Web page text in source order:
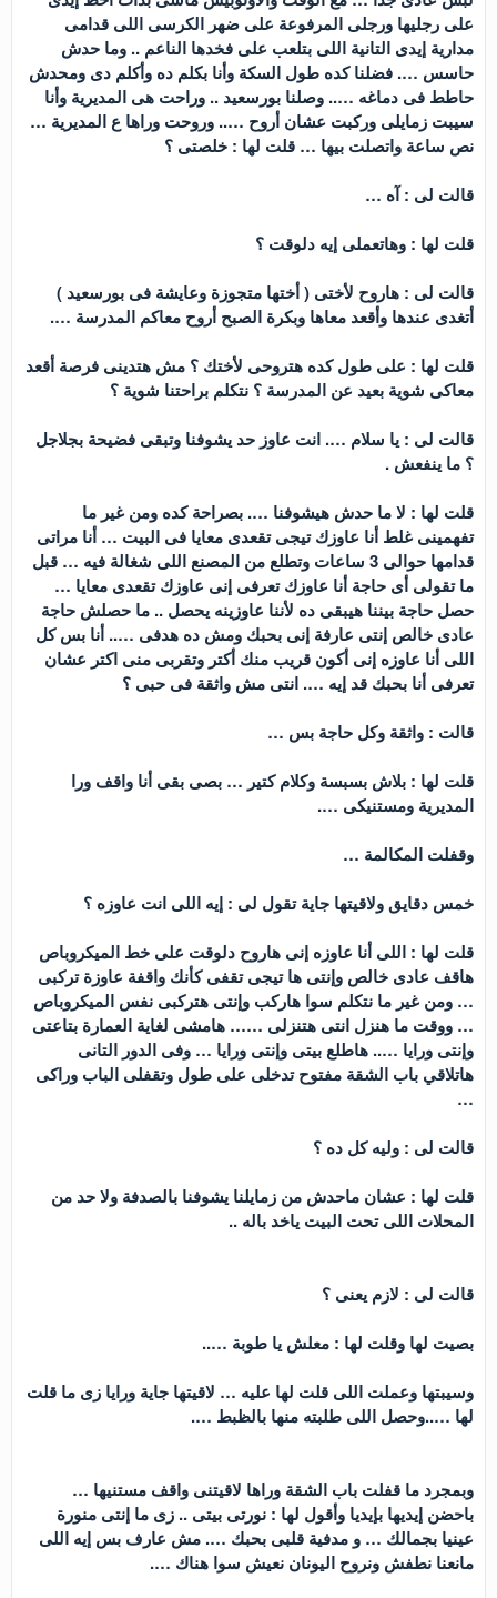
على رجليها ورجلى المرفوعة على ضهر الكرسى اللى قدامى
مدارية إيدى التانية اللى بتلعب على فخدها الناعم .. وما حدش
حاسس …. فضلنا كده طول السكة وأنا بكلم ده وأكلم دى ومحدش
حاطط فى دماغه ….. وصلنا بورسعيد .. وراحت هى المديرية وأنا
سيبت زمايلى وركبت عشان أروح ….. وروحت وراها ع المديرية …
نص ساعة واتصلت بيها … قلت لها : خلصتى ؟
قالت لى : آه …
قلت لها : وهاتعملى إيه دلوقت ؟
قالت لى : هاروح لأختى ( أختها متجوزة وعايشة فى بورسعيد )
أتغدى عندها وأقعد معاها وبكرة الصبح أروح معاكم المدرسة ….
قلت لها : على طول كده هتروحى لأختك ؟ مش هتدينى فرصة أقعد
معاكى شوية بعيد عن المدرسة ؟ نتكلم براحتنا شوية ؟
قالت لى : يا سلام …. انت عاوز حد يشوفنا وتبقى فضيحة بجلاجل
؟ ما ينفعش .
قلت لها : لا ما حدش هيشوفنا …. بصراحة كده ومن غير ما
تفهمينى غلط أنا عاوزك تيجى تقعدى معايا فى البيت … أنا مراتى
قدامها حوالى 3 ساعات وتطلع من المصنع اللى شغالة فيه … قبل
ما تقولى أى حاجة أنا عاوزك تعرفى إنى عاوزك تقعدى معايا …
حصل حاجة بيننا هيبقى ده لأننا عاوزينه يحصل .. ما حصلش حاجة
عادى خالص إنتى عارفة إنى بحبك ومش ده هدفى ….. أنا بس كل
اللى أنا عاوزه إنى أكون قريب منك أكتر وتقربى منى اكتر عشان
تعرفى أنا بحبك قد إيه …. انتى مش واثقة فى حبى ؟
قالت : واثقة وكل حاجة بس …
قلت لها : بلاش بسبسة وكلام كتير … بصى بقى أنا واقف ورا
المديرية ومستنيكى ….
وقفلت المكالمة …
خمس دقايق ولاقيتها جاية تقول لى : إيه اللى انت عاوزه ؟
قلت لها : اللى أنا عاوزه إنى هاروح دلوقت على خط الميكروباص
هاقف عادى خالص وإنتى ها تيجى تقفى كأنك واقفة عاوزة تركبى
… ومن غير ما نتكلم سوا هاركب وإنتى هتركبى نفس الميكروباص
… ووقت ما هنزل انتى هتنزلى …… هامشى لغاية العمارة بتاعتى
وإنتى ورايا ….. هاطلع بيتى وإنتى ورايا … وفى الدور التانى
هاتلاقي باب الشقة مفتوح تدخلى على طول وتقفلى الباب وراكى
…
قالت لى : وليه كل ده ؟
قلت لها : عشان ماحدش من زمايلنا يشوفنا بالصدفة ولا حد من
المحلات اللى تحت البيت ياخد باله ..
قالت لى : لازم يعنى ؟
بصيت لها وقلت لها : معلش يا طوبة …..
وسيبتها وعملت اللى قلت لها عليه … لاقيتها جاية ورايا زى ما قلت
لها …..وحصل اللى طلبته منها بالظبط ….
وبمجرد ما قفلت باب الشقة وراها لاقيتنى واقف مستنيها …
باحضن إيديها بإيديا وأقول لها : نورتى بيتى .. زى ما إنتى منورة
عينيا بجمالك … و مدفية قلبى بحبك …. مش عارف بس إيه اللى
مانعنا نطفش ونروح اليونان نعيش سوا هناك ….